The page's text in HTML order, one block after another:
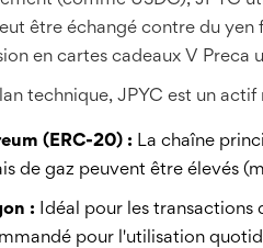
être échangé contre du yen
en cartes cadeaux V Preca
technique, JPYC est un
(ERC-20) : La chaîne
de gaz peuvent être élevés
: Idéal pour les transactions
pour l'utilisation